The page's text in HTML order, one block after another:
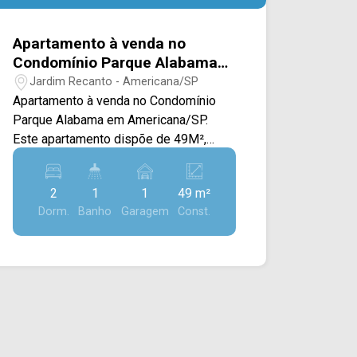
Apartamento à venda no
Condomínio Parque Alabama
em Americana/SP
Jardim Recanto - Americana/SP
Apartamento à venda no Condomínio
Parque Alabama em Americana/SP.
Este apartamento dispõe de 49M²,
contando com sala de estar e de jantar
integradas, cozinha planejada e
conectada com a área de serviço. > 02
quartos; > 01 banheiro social; > 01 vaga
de garagem coberta. Localizado no
2
Dorm.
1
Banho
1
Garagem
49 m²
Const.